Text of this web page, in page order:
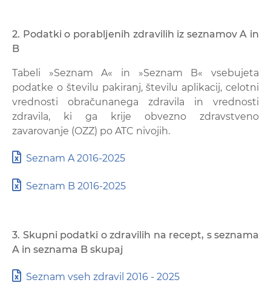
2. Podatki o porabljenih zdravilih iz seznamov A in
B
Tabeli »Seznam A« in »Seznam B« vsebujeta
podatke o številu pakiranj, številu aplikacij, celotni
vrednosti obračunanega zdravila in vrednosti
zdravila, ki ga krije obvezno zdravstveno
zavarovanje (OZZ) po ATC nivojih.
Seznam A 2016-2025
Seznam B 2016-2025
3. Skupni podatki o zdravilih na recept, s seznama
A in seznama B skupaj
Seznam vseh zdravil 2016 - 2025